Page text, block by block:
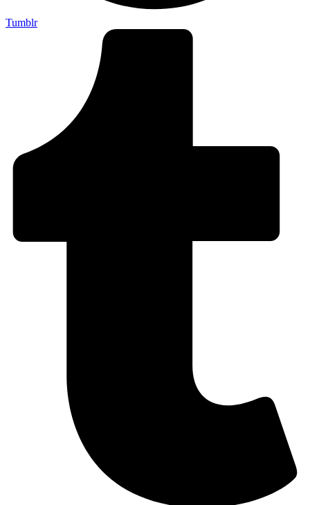
Tumblr